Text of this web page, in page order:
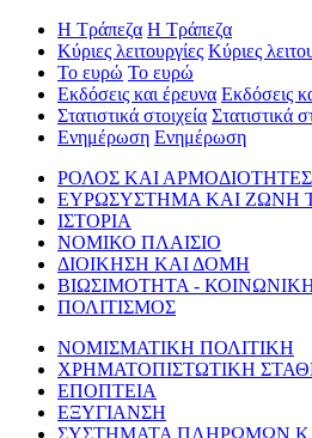
Η Τράπεζα Η Τράπεζα
Κύριες λειτουργίες Κύριες
Το ευρώ Το ευρώ
Εκδόσεις και έρευνα Εκδόσεις
Στατιστικά στοιχεία Στατιστικά
Ενημέρωση Ενημέρωση
ΡΟΛΟΣ ΚΑΙ ΑΡΜΟΔΙΟΤΗΤΕΣ
ΕΥΡΩΣΥΣΤΗΜΑ ΚΑΙ ΖΩΝΗ
ΙΣΤΟΡΙΑ
ΝΟΜΙΚΟ ΠΛΑΙΣΙΟ
ΔΙΟΙΚΗΣΗ ΚΑΙ ΔΟΜΗ
ΒΙΩΣΙΜΟΤΗΤΑ -
ΠΟΛΙΤΙΣΜΟΣ
ΝΟΜΙΣΜΑΤΙΚΗ ΠΟΛΙΤΙΚΗ
ΧΡΗΜΑΤΟΠΙΣΤΩΤΙΚΗ
ΕΠΟΠΤΕΙΑ
ΕΞΥΓΙΑΝΣΗ
ΣΥΣΤΗΜΑΤΑ ΠΛΗΡΩΜΩΝ